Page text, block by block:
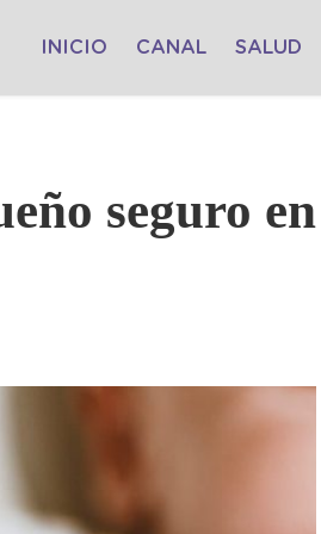
INICIO CANAL SALUD
seguro en